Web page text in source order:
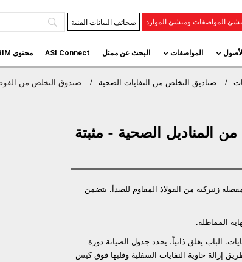
المواصفات ومنشئ الموارد صحائف البيانات الفنية
المواصفات البحث عن ممثل ASI Connect محتوى BIM
صناديق التخلص من النفايات الصحية صندوق التخلص من
المناديل الصحية - مثبتة
زنبركية من الفولاذ المقاوم للصدأ. يتضمن
المماطلة.
الباب يغلق ذاتياً. يحدد جدول الصيانة دورة
إزالة حاوية النفايات السفلية وقلبها فوق كيس